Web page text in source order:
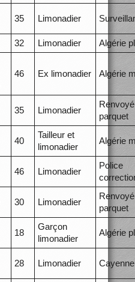
35 Limonadier
32 Limonadier Algérie
46 Ex limonadier Algérie
35 Limonadier
parquet
40
Tailleur et
limonadier
Algérie
46 Limonadier
Police
30 Limonadier
parquet
18
Garçon
limonadier
Algérie
28 Limonadier Cayenne